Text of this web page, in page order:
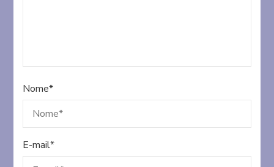
Nome*
E-mail*